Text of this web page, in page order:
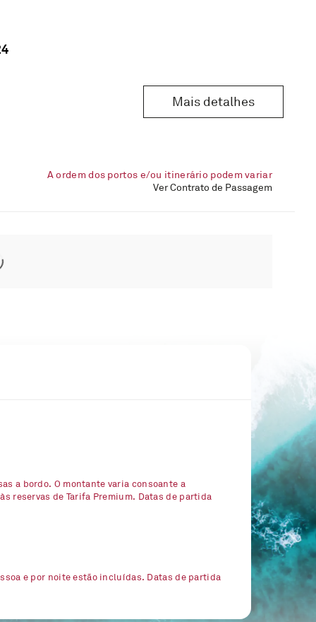
Mais detalhes
A ordem dos portos e/ou itinerário podem variar
Ver Contrato de Passagem
a bordo. O montante varia consoante a
reservas de Tarifa Premium. Datas de partida
e por noite estão incluídas. Datas de partida